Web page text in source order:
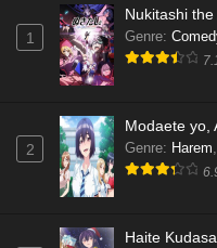
1
Nukitashi
Genre:
2
Modaete yo,
Genre: Harem,
Haite